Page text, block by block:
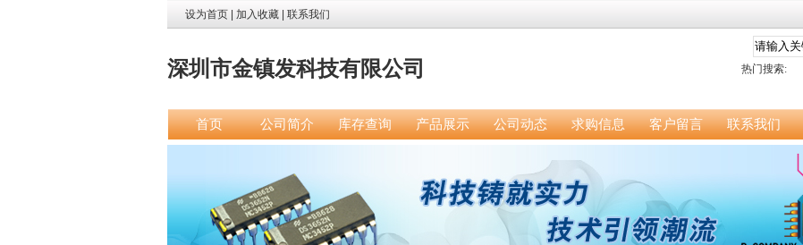
设为首页 加入收藏 联系我们
深圳市金镇发科技有限公司 热门搜索:
首页 公司简介 库存查询 产品展示 公司动态 求购信息 客户留言 联系我们